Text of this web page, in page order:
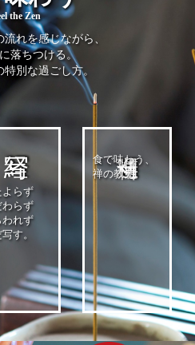
the Zen
れを感じながら、
落ちつける。
別な過ごし方。
よらず
わらず
われず
す。
食で味わう、
禅の教え。